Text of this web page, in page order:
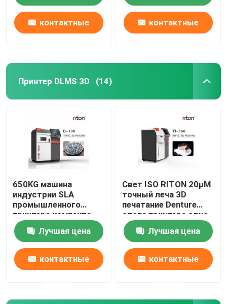
контактные контактные
Принтер DLMS 3D (14)
650KG машина
индустрии SLA
промышленного
принтера компакта
DLMS
3D зубоврачебная
Лучшая цена
контактные
Свет ISO RITON 20μM
точный леча 3D
печатание Denture
стопа принтера одно
Лучшая цена
контактные